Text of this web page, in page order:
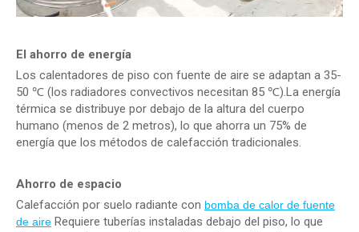
El ahorro de energía
Los calentadores de piso con fuente de aire se adaptan a 35-
50 ℃ (los radiadores convectivos necesitan 85 ℃).La energía
térmica se distribuye por debajo de la altura del cuerpo
humano (menos de 2 metros), lo que ahorra un 75% de
energía que los métodos de calefacción tradicionales.
Ahorro de espacio
Calefacción por suelo radiante con bomba de calor de fuente
de aire Requiere tuberías instaladas debajo del piso, lo que